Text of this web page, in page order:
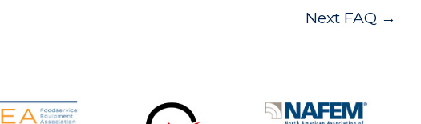
Next FAQ →